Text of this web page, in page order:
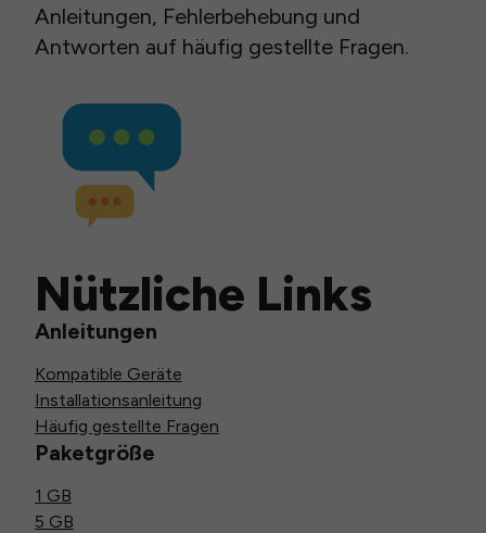
Anleitungen, Fehlerbehebung und
Antworten auf häufig gestellte Fragen.
Nützliche Links
Anleitungen
Kompatible Geräte
Installationsanleitung
Häufig gestellte Fragen
Paketgröße
1 GB
5 GB